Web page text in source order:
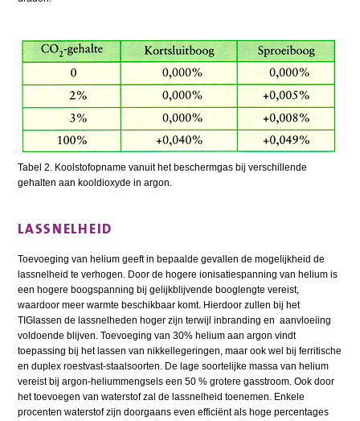
Tabel 2. Koolstofopname vanuit het beschermgas bij verschillende
gehalten aan kooldioxyde in argon.
LASSNELHEID
Toevoeging van helium geeft in bepaalde gevallen de mogelijkheid de
lassnelheid te verhogen. Door de hogere ionisatiespanning van helium is
een hogere boogspanning bij gelijkblijvende booglengte vereist,
waardoor meer warmte beschikbaar komt. Hierdoor zullen bij het
TIGlassen de lassnelheden hoger zijn terwijl inbranding en aanvloeiing
voldoende blijven. Toevoeging van 30% helium aan argon vindt
toepassing bij het lassen van nikkellegeringen, maar ook wel bij ferritische
en duplex roestvast-staalsoorten. De lage soortelijke massa van helium
vereist bij argon-heliummengsels een 50 % grotere gasstroom. Ook door
het toevoegen van waterstof zal de lassnelheid toenemen. Enkele
procenten waterstof zijn doorgaans even efficiënt als hoge percentages